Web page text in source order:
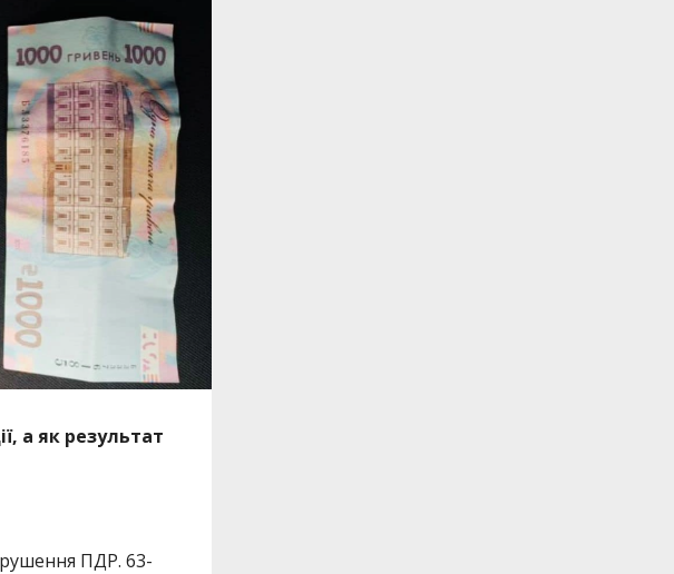
а як результат
ПДР. 63-